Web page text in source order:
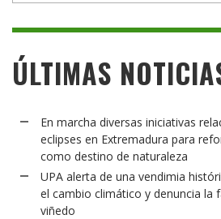
ÚLTIMAS
En marcha diversas iniciativas
eclipses en Extremadura para
como destino de naturaleza
UPA alerta de una vendimia
el cambio climático y denuncia la
viñedo